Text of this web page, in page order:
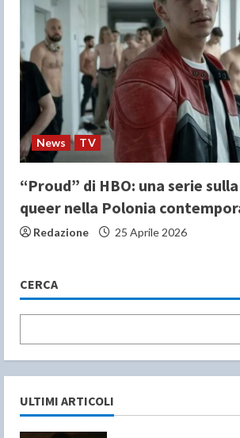
News TV
“Proud” di HBO: una serie
queer nella Polonia
Redazione 25 Aprile 2026
CERCA
ULTIMI ARTICOLI